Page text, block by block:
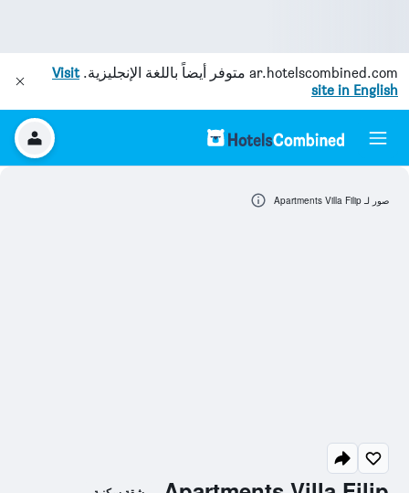
ar.hotelscombined.com متوفر أيضاً باللغة الإنجليزية.Visit
site in English
صور لـ Apartments Villa Filip